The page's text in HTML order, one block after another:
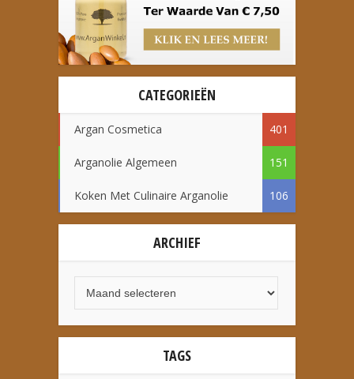
CATEGORIEËN
Argan Cosmetica 401
Arganolie Algemeen 151
Koken Met Culinaire Arganolie 106
ARCHIEF
TAGS